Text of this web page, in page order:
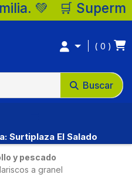
🛒
Buscar
0
Surtiplaza El Salado
y pescado
a granel